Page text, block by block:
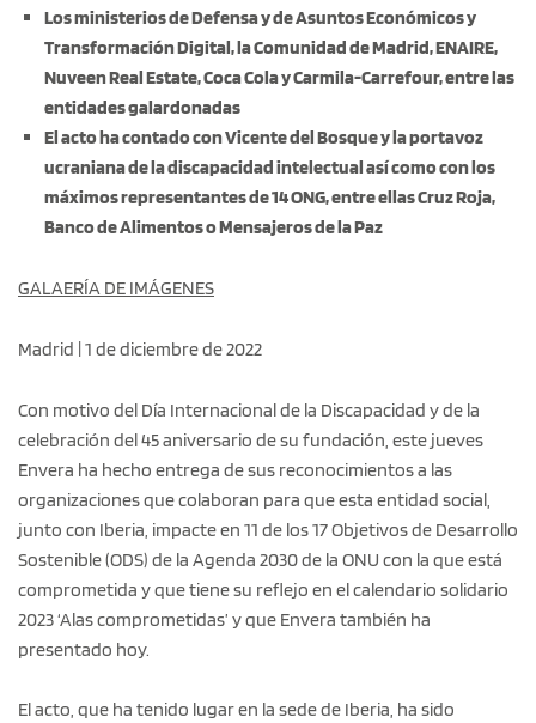
Los ministerios de Defensa y de Asuntos Económicos y
Transformación Digital, la Comunidad de Madrid, ENAIRE,
Nuveen Real Estate, Coca Cola y Carmila-Carrefour, entre las
entidades galardonadas
El acto ha contado con Vicente del Bosque y la portavoz
ucraniana de la discapacidad intelectual así como con los
máximos representantes de 14 ONG, entre ellas Cruz Roja,
Banco de Alimentos o Mensajeros de la Paz
GALAERÍA DE IMÁGENES
Madrid | 1 de diciembre de 2022
Con motivo del Día Internacional de la Discapacidad y de la
celebración del 45 aniversario de su fundación, este jueves
Envera ha hecho entrega de sus reconocimientos a las
organizaciones que colaboran para que esta entidad social,
junto con Iberia, impacte en 11 de los 17 Objetivos de Desarrollo
Sostenible (ODS) de la Agenda 2030 de la ONU con la que está
comprometida y que tiene su reflejo en el calendario solidario
2023 ‘Alas comprometidas’ y que Envera también ha
presentado hoy.
El acto, que ha tenido lugar en la sede de Iberia, ha sido